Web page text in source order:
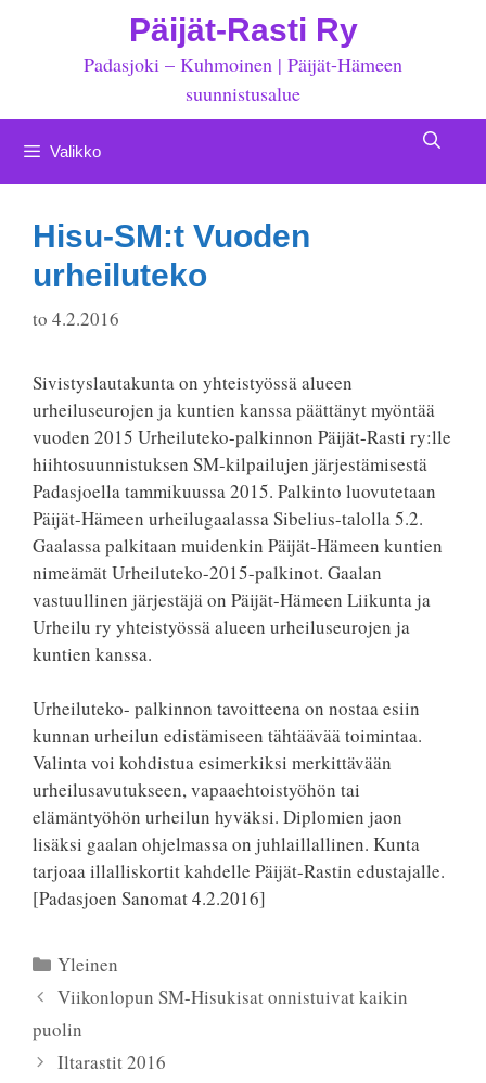
Päijät-Rasti Ry
Padasjoki – Kuhmoinen | Päijät-Hämeen
suunnistusalue
Valikko
Hisu-SM:t Vuoden
urheiluteko
to 4.2.2016
Sivistyslautakunta on yhteistyössä alueen
urheiluseurojen ja kuntien kanssa päättänyt myöntää
vuoden 2015 Urheiluteko-palkinnon Päijät-Rasti ry:lle
hiihtosuunnistuksen SM-kilpailujen järjestämisestä
Padasjoella tammikuussa 2015. Palkinto luovutetaan
Päijät-Hämeen urheilugaalassa Sibelius-talolla 5.2.
Gaalassa palkitaan muidenkin Päijät-Hämeen kuntien
nimeämät Urheiluteko-2015-palkinot. Gaalan
vastuullinen järjestäjä on Päijät-Hämeen Liikunta ja
Urheilu ry yhteistyössä alueen urheiluseurojen ja
kuntien kanssa.
Urheiluteko- palkinnon tavoitteena on nostaa esiin
kunnan urheilun edistämiseen tähtäävää toimintaa.
Valinta voi kohdistua esimerkiksi merkittävään
urheilusavutukseen, vapaaehtoistyöhön tai
elämäntyöhön urheilun hyväksi. Diplomien jaon
lisäksi gaalan ohjelmassa on juhlaillallinen. Kunta
tarjoaa illalliskortit kahdelle Päijät-Rastin edustajalle.
[Padasjoen Sanomat 4.2.2016]
Kategoriat
Yleinen
Viikonlopun SM-Hisukisat onnistuivat kaikin
puolin
Iltarastit 2016